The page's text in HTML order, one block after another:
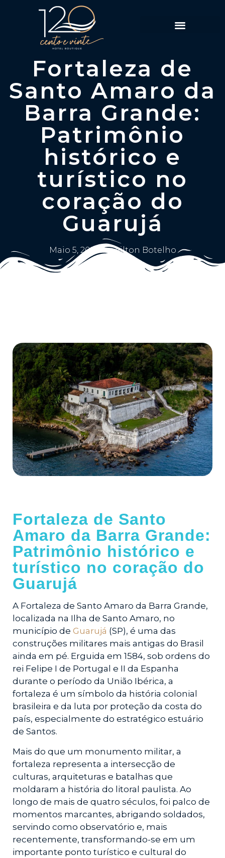
Fortaleza de
Santo Amaro da
Barra Grande:
Patrimônio
histórico e
turístico no
coração do
Guarujá
Maio 5, 2025 Ailton Botelho
Fortaleza de Santo
Amaro da Barra Grande:
Patrimônio histórico e
turístico no coração do
Guarujá
A Fortaleza de Santo Amaro da Barra Grande,
localizada na Ilha de Santo Amaro, no
município de Guarujá (SP), é uma das
construções militares mais antigas do Brasil
ainda em pé. Erguida em 1584, sob ordens do
rei Felipe I de Portugal e II da Espanha
durante o período da União Ibérica, a
fortaleza é um símbolo da história colonial
brasileira e da luta por proteção da costa do
país, especialmente do estratégico estuário
de Santos.
Mais do que um monumento militar, a
fortaleza representa a intersecção de
culturas, arquiteturas e batalhas que
moldaram a história do litoral paulista. Ao
longo de mais de quatro séculos, foi palco de
momentos marcantes, abrigando soldados,
servindo como observatório e, mais
recentemente, transformando-se em um
importante ponto turístico e cultural do